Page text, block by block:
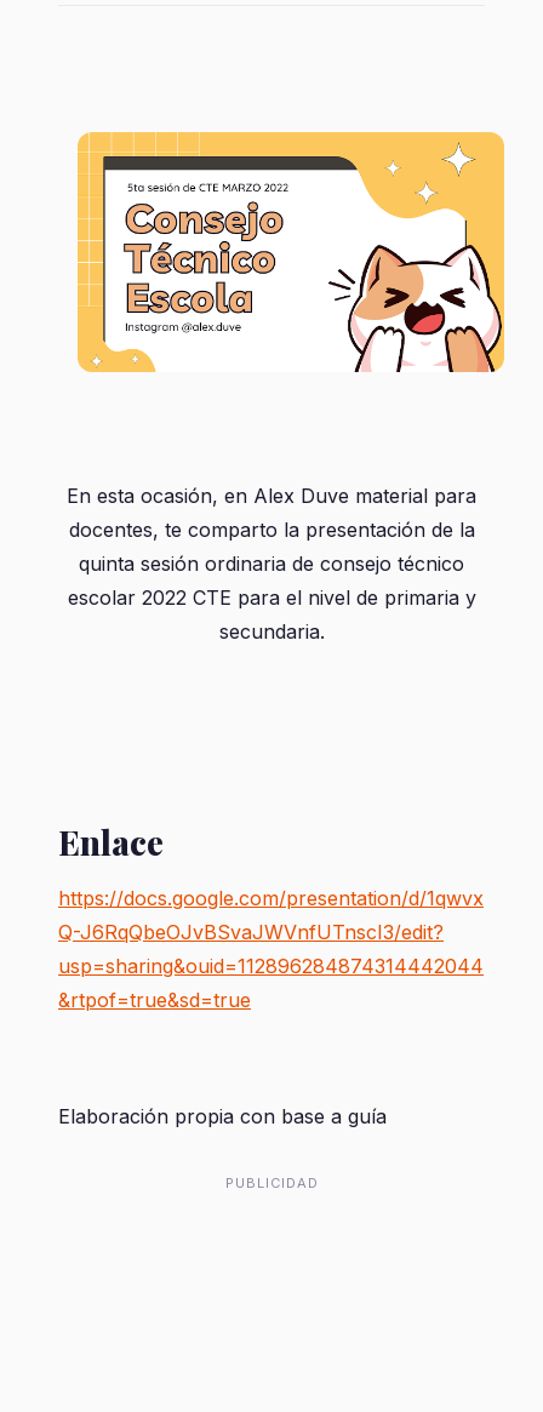
En esta ocasión, en Alex Duve material para
docentes, te comparto la presentación de la
quinta sesión ordinaria de consejo técnico
escolar 2022 CTE para el nivel de primaria y
secundaria.
Enlace
https://docs.google.com/presentation/d/1qwvx
Q-J6RqQbeOJvBSvaJWVnfUTnscI3/edit?
usp=sharing&ouid=112896284874314442044
&rtpof=true&sd=true
Elaboración propia con base a guía
PUBLICIDAD